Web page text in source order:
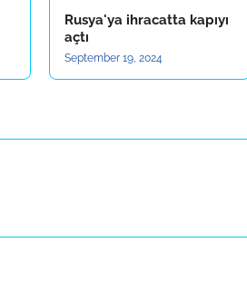
Rusya'ya ihracatta kapıyı
açtı
September 19, 2024